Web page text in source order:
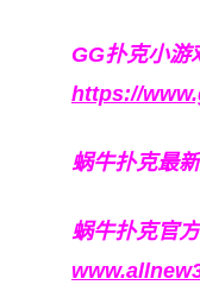
GG扑克小游
https://
蜗牛扑克最新
蜗牛扑克官方